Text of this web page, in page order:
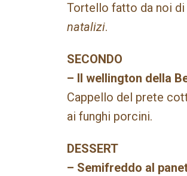
Tortello fatto da noi
natalizi.
SECONDO
– Il wellington della
Cappello del prete
ai funghi porcini.
DESSERT
– Semifreddo al